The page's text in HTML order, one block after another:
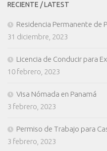
RECIENTE / LATEST
Residencia Permanente de
31 diciembre, 2023
Licencia de Conducir para
10 febrero, 2023
Visa Nómada en Panamá
3 febrero, 2023
Permiso de Trabajo para
3 febrero, 2023